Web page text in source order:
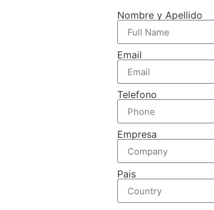
Nombre y Apellido
Email
Telefono
Empresa
Pais